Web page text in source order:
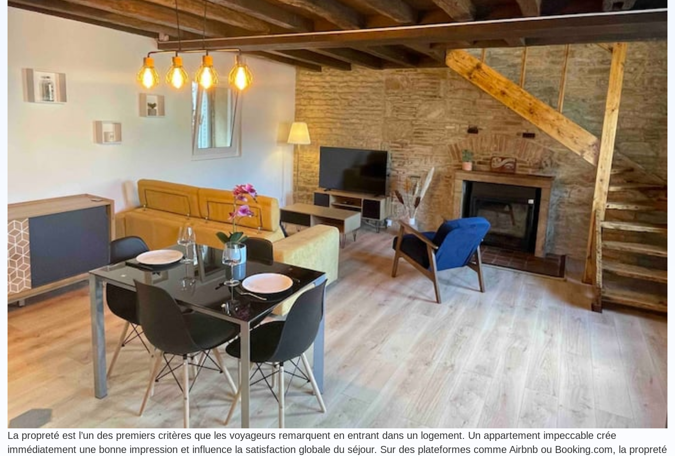
La propreté est l’un des premiers critères que les voyageurs remarquent en entrant dans un logement. Un appartement impeccable crée
immédiatement une bonne impression et influence la satisfaction globale du séjour. Sur des plateformes comme Airbnb ou Booking.com, la propreté